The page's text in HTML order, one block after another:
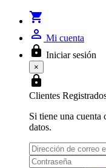
shopping_cart
person_outline Mi cuenta
lock Iniciar sesión
×
lock
Clientes
Si tiene una cuenta
datos.